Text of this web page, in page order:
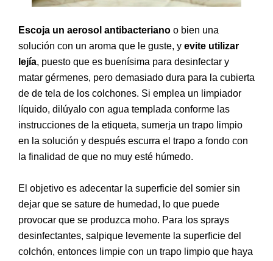
Escoja un aerosol antibacteriano o bien una
solución con un aroma que le guste, y evite utilizar
lejía, puesto que es buenísima para desinfectar y
matar gérmenes, pero demasiado dura para la cubierta
de de tela de los colchones. Si emplea un limpiador
líquido, dilúyalo con agua templada conforme las
instrucciones de la etiqueta, sumerja un trapo limpio
en la solución y después escurra el trapo a fondo con
la finalidad de que no muy esté húmedo.
El objetivo es adecentar la superficie del somier sin
dejar que se sature de humedad, lo que puede
provocar que se produzca moho. Para los sprays
desinfectantes, salpique levemente la superficie del
colchón, entonces limpie con un trapo limpio que haya